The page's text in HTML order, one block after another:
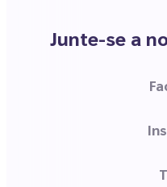
Junte-se a